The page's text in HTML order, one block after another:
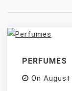
PERFUMES
On August